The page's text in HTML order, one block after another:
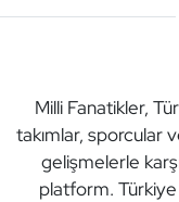
Milli Fanatikler,
takımlar, sporcular
gelişmelerle
platform. Türkiye